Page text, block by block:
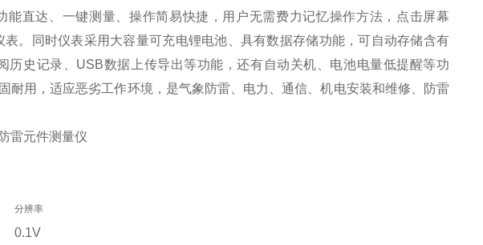
直达、一键测量、操作简易快捷，用户无需费力记忆操作方法，点击屏幕
表。同时仪表采用大容量可充电锂电池、具有数据存储功能，可自动存储含有
历史记录、USB数据上传导出等功能，还有自动关机、电池电量低提醒等功
耐用，适应恶劣工作环境，是气象防雷、电力、通信、机电安装和维修、防雷
雷元件测量仪
分辨率
0.1V